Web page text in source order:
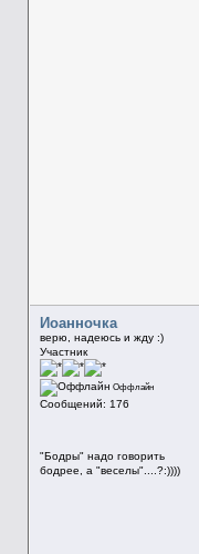
Иоанночка
верю, надеюсь и жду :)
Участник
Оффлайн
Сообщений: 176
"Бодры" надо говорить
бодрее, а "веселы"....?:))))